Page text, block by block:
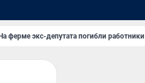
ферме экс-депутата погибли работники